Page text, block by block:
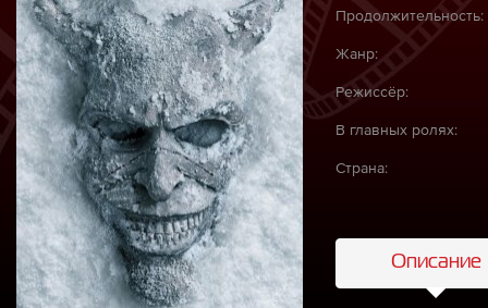
Продолжительность:
Жанр:
Режиссёр:
В главных ролях:
Страна:
Описание